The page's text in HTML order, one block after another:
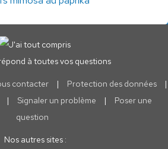
à toutes vos questions
contacter | Protection des données
|
| Signaler un problème |
Poser une
question
Nos autres sites :